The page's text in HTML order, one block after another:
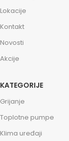
Lokacije
Kontakt
Novosti
Akcije
KATEGORIJE
Grijanje
Toplotne pumpe
Klima uređaji